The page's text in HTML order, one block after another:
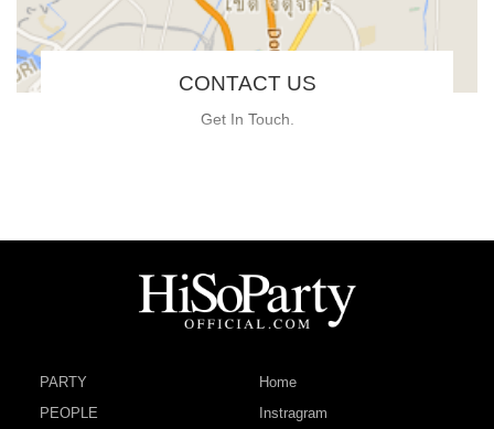
CONTACT US
Get In Touch.
PARTY
PEOPLE
Home
Instragram